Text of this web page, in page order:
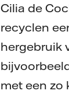
Cilia de
recyclen
hergebruik
met een zo